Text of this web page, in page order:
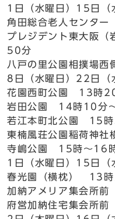
1日（水曜日）15日（
角田総合老人センタ
プレジデント東大阪
50分
八戸の里公園相撲場
8日（水曜日）22日（
花園西町公園 13時
岩田公園 14時10分
若江本町北公園 15
東楠風荘公園稲荷神
寺嶋公園 15時～16
1日（水曜日）15日（
春光園（横枕） 13
加納アメリア集会所
府営加納住宅集会所